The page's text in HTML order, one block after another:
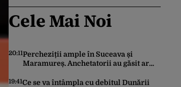
Cele Mai Noi
20:11Percheziții ample în Suceava și
Maramureș. Anchetatorii au găsit arme
trofee de vânat și materiale pirotehnice
19:41Ce se va întâmpla cu debitul Dunării